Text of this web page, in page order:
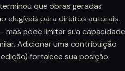
que obras geradas
elegíveis para direitos autorais.
mas pode limitar sua capacidade
Adicionar uma contribuição
fortalece sua posição.